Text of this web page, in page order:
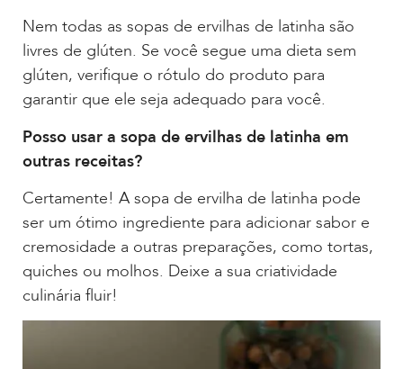
Nem todas as sopas de ervilhas de latinha são
livres de glúten. Se você segue uma dieta sem
glúten, verifique o rótulo do produto para
garantir que ele seja adequado para você.
Posso usar a sopa de ervilhas de latinha em
outras receitas?
Certamente! A sopa de ervilha de latinha pode
ser um ótimo ingrediente para adicionar sabor e
cremosidade a outras preparações, como tortas,
quiches ou molhos. Deixe a sua criatividade
culinária fluir!